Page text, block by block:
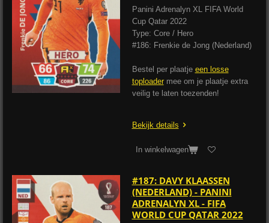
Panini Adrenalyn XL FIFA World
Cup Qatar 2022
Type: Core / Hero
#186: Frenkie de Jong (Nederland)
Bestel per plaatje een losse
toploadermee om je plaatje extra
veilig te laten toezenden!
Bekijk details
In winkelwagen
#187: DAVY KLAASSEN
(NEDERLAND) - PANINI
ADRENALYN XL - FIFA
WORLD CUP QATAR 2022